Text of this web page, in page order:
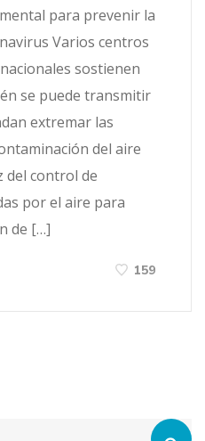
para prevenir la
Varios centros
sostienen
se puede transmitir
extremar las
del aire
del control de
por el aire para
de […]
159